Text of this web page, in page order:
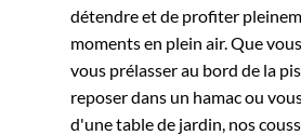
détendre et de profiter
moments en plein air. Que
vous prélasser au bord de la
reposer dans un hamac ou
d'une table de jardin, nos